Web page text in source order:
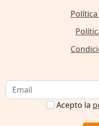
Acepto la